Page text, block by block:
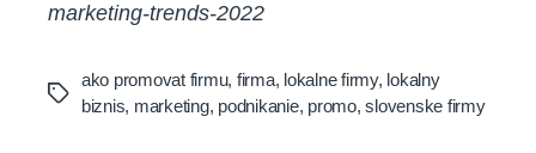
marketing-trends-2022
Tags
ako promovat firmu, firma, lokalne firmy, lokalny
biznis, marketing, podnikanie, promo,slovenske firmy